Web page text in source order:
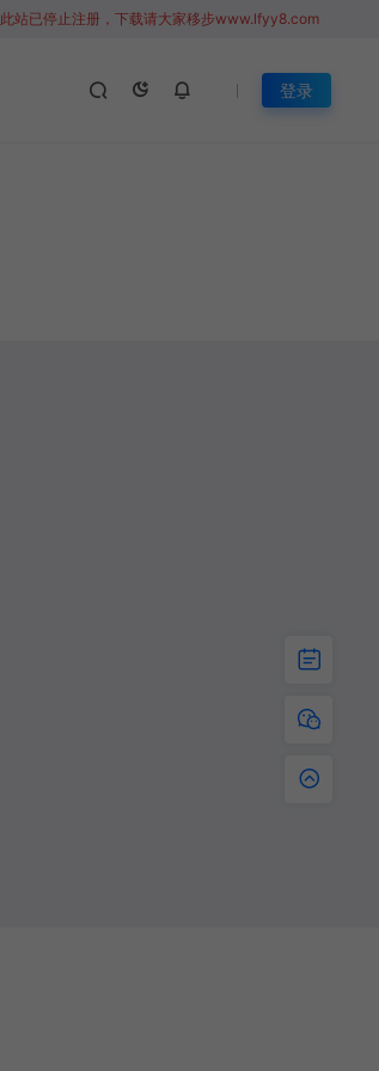
此站已停止注册，下载请大家移步www.lfyy8.com
登录